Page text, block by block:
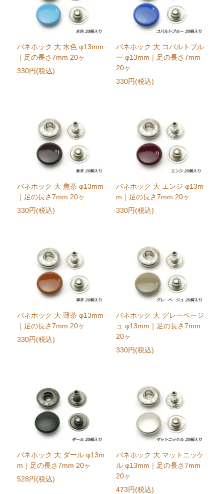
バネホック 大 水色 φ13mm
｜足の長さ7mm 20ヶ
330円(税込)
バネホック 大 コバルトブル
ー φ13mm｜足の長さ7mm
20ヶ
330円(税込)
バネホック 大 焦茶 φ13mm
｜足の長さ7mm 20ヶ
330円(税込)
バネホック 大 エンジ φ13m
m｜足の長さ7mm 20ヶ
330円(税込)
バネホック 大 薄茶 φ13mm
｜足の長さ7mm 20ヶ
330円(税込)
バネホック 大 グレーベージ
ュ φ13mm｜足の長さ7mm
20ヶ
330円(税込)
バネホック 大 ダール φ13m
m｜足の長さ7mm 20ヶ
528円(税込)
バネホック 大 マットニッケ
ル φ13mm｜足の長さ7mm
20ヶ
473円(税込)